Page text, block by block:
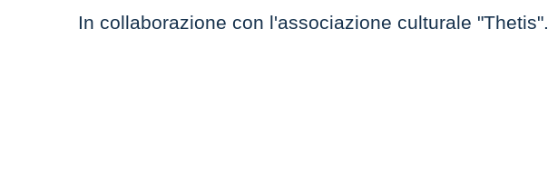
In collaborazione con l'associazione culturale "Thetis".